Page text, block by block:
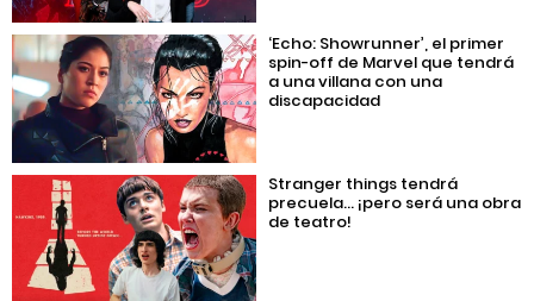
‘Echo: Showrunner’, el primer
spin-off de Marvel que tendrá
a una villana con una
discapacidad
Stranger things tendrá
precuela… ¡pero será una obra
de teatro!